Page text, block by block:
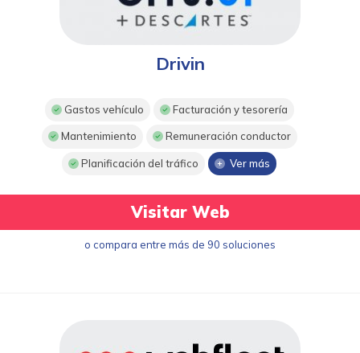
Drivin
Gastos vehículo Facturación y tesorería
Mantenimiento Remuneración conductor
Planificación del tráfico Ver más
Visitar Web
o compara entre más de 90 soluciones